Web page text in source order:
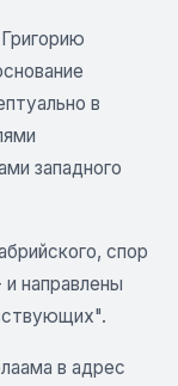
в
западного
спор
направлены
в адрес